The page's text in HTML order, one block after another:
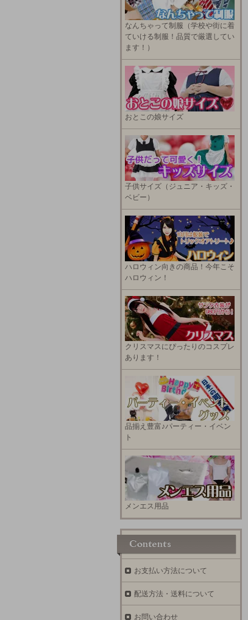
なんちゃって制服（学校や街に着
ていける制服！品質で厳選してい
ます！）
おとこの娘サイズ
子供サイズ（ジュニア・キッズ・
ベビー）
ハロウィン向きの商品！今年こそ
ハロウィン！
クリスマスにぴったりのコスプレ
あります！
品揃え豊富♪パーティー・イベン
ト
メンエス用品
お支払い方法について
配送方法・送料について
お問い合わせ